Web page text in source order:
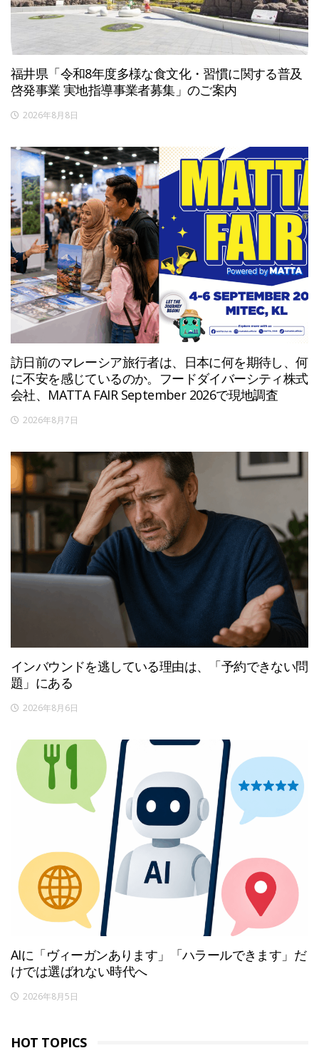
福井県「令和8年度多様な食文化・習慣に関する普及
啓発事業 実地指導事業者募集」のご案内
2026年8月8日
訪日前のマレーシア旅行者は、日本に何を期待し、何
に不安を感じているのか。フードダイバーシティ株式
会社、MATTA FAIR September 2026で現地調査
2026年8月7日
インバウンドを逃している理由は、「予約できない問
題」にある
2026年8月6日
AIに「ヴィーガンあります」「ハラールできます」だ
けでは選ばれない時代へ
2026年8月5日
HOT TOPICS